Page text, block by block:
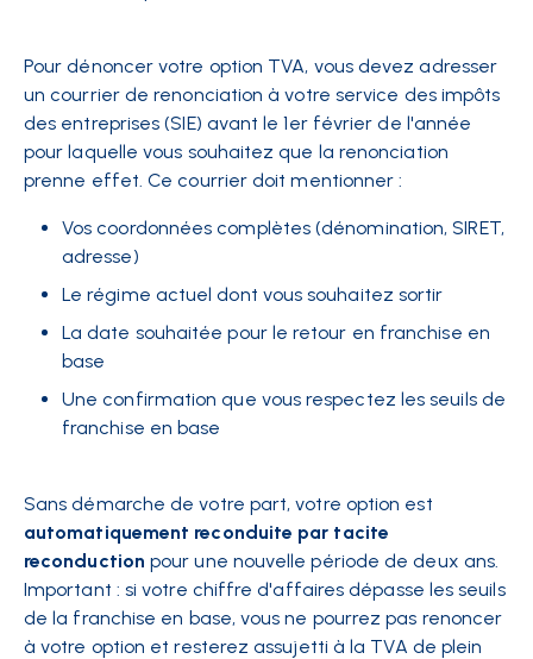
Pour dénoncer votre option TVA, vous devez adresser
un courrier de renonciation à votre service des impôts
des entreprises (SIE) avant le 1er février de l'année
pour laquelle vous souhaitez que la renonciation
prenne effet. Ce courrier doit mentionner :
Vos coordonnées complètes (dénomination, SIRET,
adresse)
Le régime actuel dont vous souhaitez sortir
La date souhaitée pour le retour en franchise en
base
Une confirmation que vous respectez les seuils de
franchise en base
Sans démarche de votre part, votre option est
automatiquement reconduite par tacite
reconduction pour une nouvelle période de deux ans.
Important : si votre chiffre d'affaires dépasse les seuils
de la franchise en base, vous ne pourrez pas renoncer
à votre option et resterez assujetti à la TVA de plein